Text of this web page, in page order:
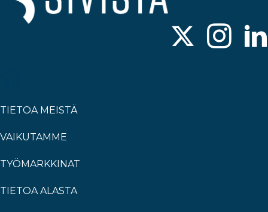
TIETOA MEISTÄ
VAIKUTAMME
TYÖMARKKINAT
TIETOA ALASTA